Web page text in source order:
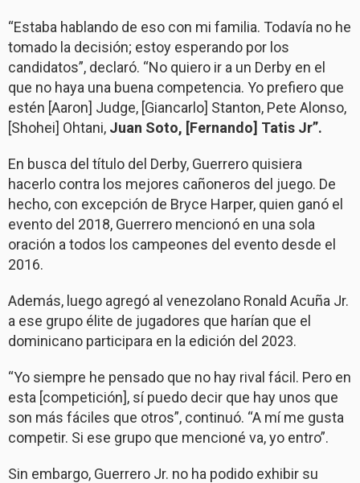
“Estaba hablando de eso con mi familia. Todavía no he
tomado la decisión; estoy esperando por los
candidatos”, declaró. “No quiero ir a un Derby en el
que no haya una buena competencia. Yo prefiero que
estén [Aaron] Judge, [Giancarlo] Stanton, Pete Alonso,
[Shohei] Ohtani, Juan Soto, [Fernando] Tatis Jr”.
En busca del título del Derby, Guerrero quisiera
hacerlo contra los mejores cañoneros del juego. De
hecho, con excepción de Bryce Harper, quien ganó el
evento del 2018, Guerrero mencionó en una sola
oración a todos los campeones del evento desde el
2016.
Además, luego agregó al venezolano Ronald Acuña Jr.
a ese grupo élite de jugadores que harían que el
dominicano participara en la edición del 2023.
“Yo siempre he pensado que no hay rival fácil. Pero en
esta [competición], sí puedo decir que hay unos que
son más fáciles que otros”, continuó. “A mí me gusta
competir. Si ese grupo que mencioné va, yo entro”.
Sin embargo, Guerrero Jr. no ha podido exhibir su